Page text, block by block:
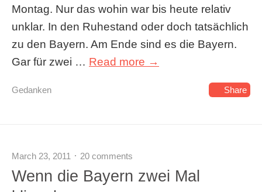
Montag. Nur das wohin war bis heute relativ
unklar. In den Ruhestand oder doch tatsächlich
zu den Bayern. Am Ende sind es die Bayern.
Gar für zwei … Read more →
Gedanken Share
March 23, 2011 20 comments
Wenn die Bayern zwei Mal